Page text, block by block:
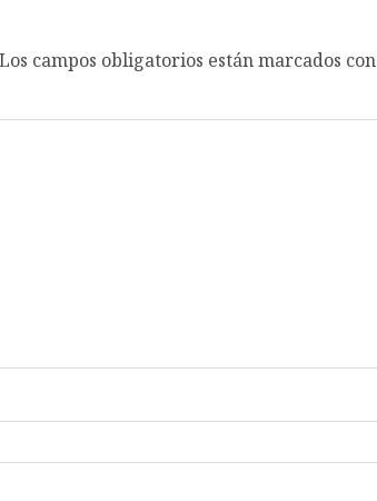
Los campos obligatorios están marcados con